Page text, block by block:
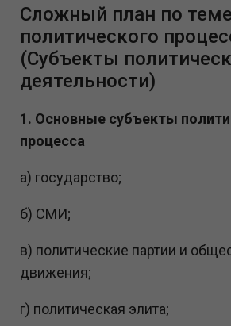
Сложный план по
политического
(Субъекты
деятельности)
1. Основные субъекты
процесса
а) государство;
б) СМИ;
в) политические партии и
движения;
г) политическая элита;